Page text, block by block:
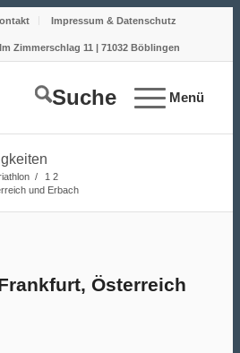
Impressum & Datenschutz
Zimmerschlag 11 | 71032 Böblingen
Suche Menü
1 2
/
und Erbach
Österreich